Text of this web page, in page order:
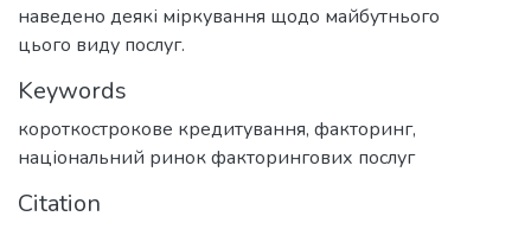
наведено деякі міркування щодо майбутнього
цього виду послуг.
Keywords
короткострокове кредитування, факторинг,
національний ринок факторингових послуг
Citation